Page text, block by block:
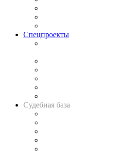
Спецпроекты
Судебная база